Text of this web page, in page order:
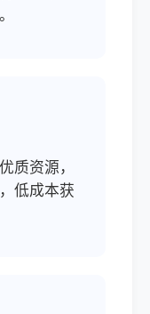
质资源，
低成本获